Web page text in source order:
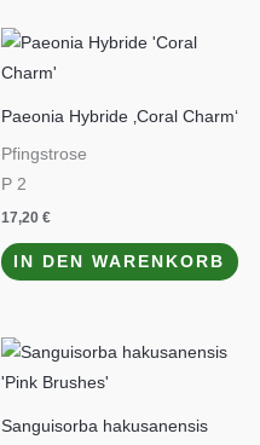
Paeonia Hybride ‚Coral Charm‘
Pfingstrose
P 2
17,20 €
IN DEN WARENKORB
Sanguisorba hakusanensis